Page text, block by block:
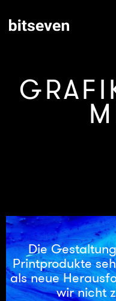
Die
Printprodukte
als neue
wir nicht